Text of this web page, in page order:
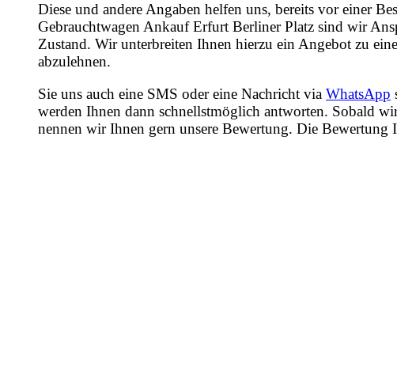
Diese und andere Angaben helfen uns, bereits vor einer
Gebrauchtwagen Ankauf Erfurt Berliner Platz sind wir
Zustand. Wir unterbreiten Ihnen hierzu ein Angebot zu
abzulehnen.
Sie uns auch eine SMS oder eine Nachricht via WhatsApp
werden Ihnen dann schnellstmöglich antworten. Sobald
nennen wir Ihnen gern unsere Bewertung. Die Bewertung